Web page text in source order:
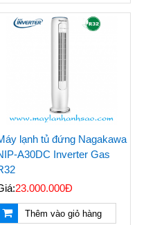
lạnh tủ đứng Nagakawa
A30DC Inverter Gas
23.000.000Đ
Thêm vào giỏ hàng
Rẻ Nhất
Các Hãng Máy Lạnh
Treo Tường Giá Rẻ
Được Chọn Mua Nhiều
Nhất Hiện Nay
Bán & Lắp Đặt Máy
Lạnh Tủ Đứng Aqua
5hp Giá Cạnh Tranh
Điều Hòa Casper
Multi Split LG - Gas
R32 - Sản Phẩm Mới